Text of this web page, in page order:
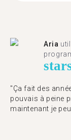
Aria
star
"Ça fait des
pouvais à peine
maintenant je